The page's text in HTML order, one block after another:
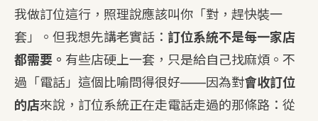
我做訂位這行，照理說應該叫你「對，趕快裝一
套」。但我想先講老實話： 訂位系統不是每一家店
都需要。 有些店硬上一套，只是給自己找麻煩。不
過「電話」這個比喻問得很好——因為對會收訂位
的店來說，訂位系統正在走電話走過的那條路：從